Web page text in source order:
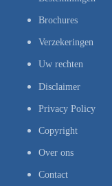
Brochures
Verzekeringen
Uw rechten
Disclaimer
Privacy Policy
Copyright
Over ons
Contact